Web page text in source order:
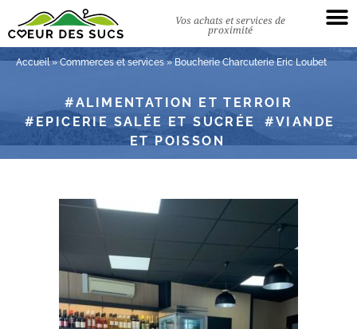
Vos achats et services de
proximité
Accueil»Commerces et services»Boucherie Charcuterie Eric Loubet
ALIMENTATION ET TERROIR
EPICERIE SALÉE ET SUCRÉE
VIANDE
ET POISSON